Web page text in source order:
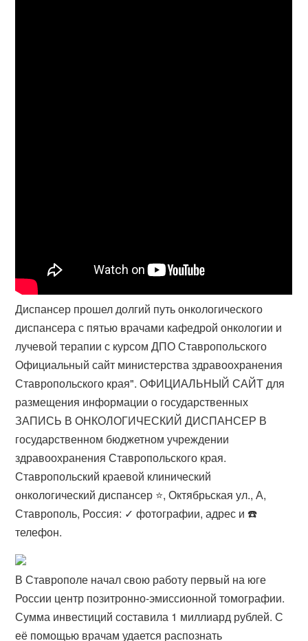
Диспансер прошел долгий путь онкологического
диспансера с пятью врачами кафедрой онкологии и
лучевой терапии с курсом ДПО Ставропольского
Официальный сайт министерства здравоохранения
Ставропольского края". ОФИЦИАЛЬНЫЙ САЙТ для
размещения информации о государственных
ЗАПИСЬ В ОНКОЛОГИЧЕСКИЙ ДИСПАНСЕР В
государственном бюджетном учреждении
здравоохранения Ставропольского края.
Ставропольский краевой клинический
онкологический диспансер ⭐, Октябрьская ул., А,
Ставрополь, Россия: ✓ фотографии, адрес и ☎️
телефон.
В Ставрополе начал свою работу первый на юге
России центр позитронно-эмиссионной томографии.
Сумма инвестиций составила 1 миллиард рублей. С
её помощью врачам удается распознать